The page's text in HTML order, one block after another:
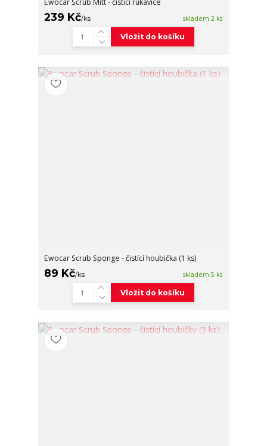
Ewocar Scrub Mitt - čisticí rukavice
239 Kč/ks skladem 2 ks
Vložit do košíku
Ewocar Scrub Sponge - čistící houbička (1 ks)
89 Kč/ks skladem 5 ks
Vložit do košíku